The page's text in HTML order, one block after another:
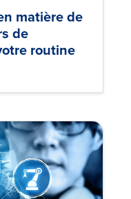
matière de
de
routine